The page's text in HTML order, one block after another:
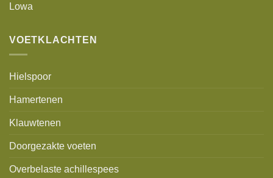
Lowa
VOETKLACHTEN
Hielspoor
Hamertenen
Klauwtenen
Doorgezakte voeten
Overbelaste achillespees